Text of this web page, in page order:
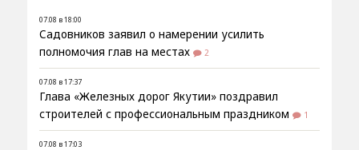
07.08 в 18:00
Садовников заявил о намерении усилить
полномочия глав на местах
2
07.08 в 17:37
Глава «Железных дорог Якутии» поздравил
строителей с профессиональным праздником
1
07.08 в 17:03